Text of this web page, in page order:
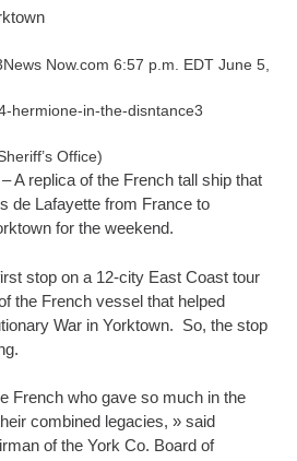
Now.com 6:57 p.m. EDT June 5,
Office)
A replica of the French tall ship that
de Lafayette from France to
for the weekend.
stop on a 12-city East Coast tour
the French vessel that helped
War in Yorktown. So, the stop
French who gave so much in the
combined legacies, » said
of the York Co. Board of